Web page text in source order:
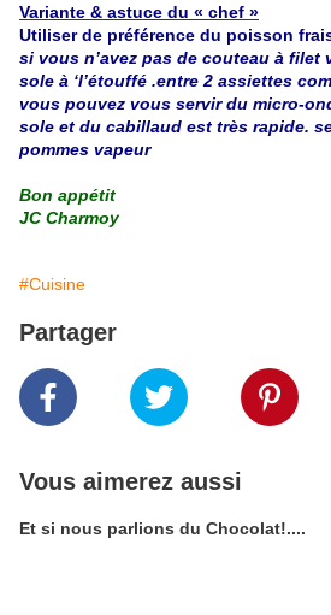
Variante & astuce du « chef »
Utiliser de préférence du poisson
si vous n’avez pas de couteau à filet
sole à ‘l’étouffé .entre 2 assiettes
vous pouvez vous servir du micro-
sole et du cabillaud est très rapide.
pommes vapeur
Bon appétit
JC Charmoy
#Cuisine
Partager
Vous aimerez aussi
Et si nous parlions du Chocolat!....